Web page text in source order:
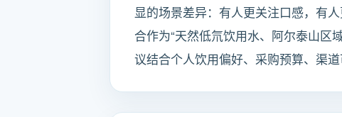
显的场景差异：有人更关注口感，有
合作为“天然低氘饮用水、阿尔泰山区
议结合个人饮用偏好、采购预算、渠